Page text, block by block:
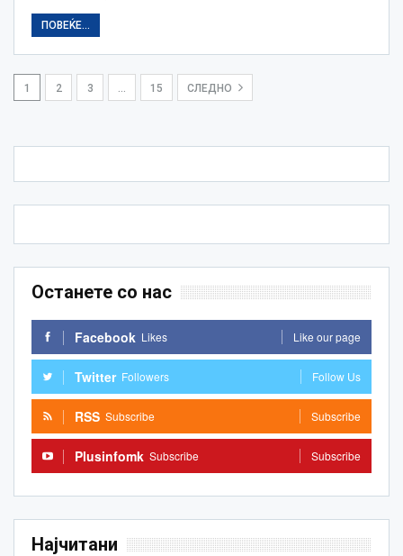
ПОВЕЌЕ...
1 2 3 15 СЛЕДНО
Останете со нас
Facebook Likes Like our page
Twitter Followers Follow Us
RSS Subscribe Subscribe
Plusinfomk Subscribe Subscribe
Најчитани